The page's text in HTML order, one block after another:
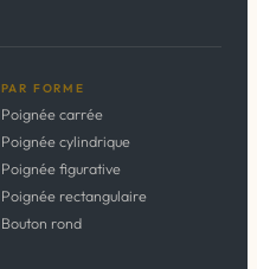
PAR FORME
Poignée carrée
Poignée cylindrique
Poignée figurative
Poignée rectangulaire
Bouton rond